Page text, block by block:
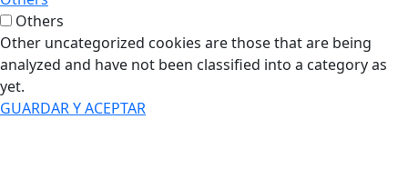
Others
Other uncategorized cookies are those that are being
analyzed and have not been classified into a category as
yet.
GUARDAR Y ACEPTAR